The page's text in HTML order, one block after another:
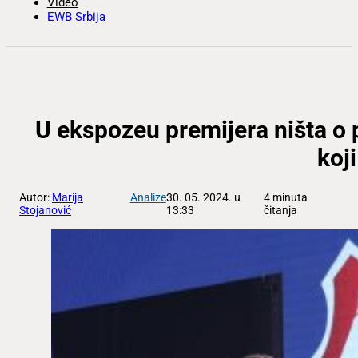
EWB Srbija
U ekspozeu premijera ništa o
Autor: Marija
Stojanović
Analize30. 05. 2024. u
13:33
4 minuta
čitanja